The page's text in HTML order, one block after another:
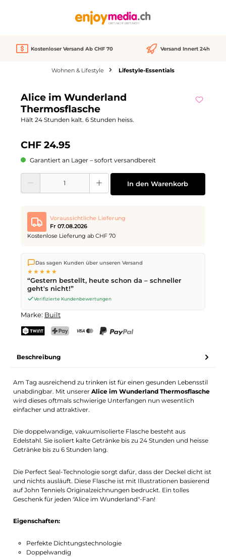
Kostenloser Versand Ab CHF 70 Versand Innert 24h
Wohnen & Lifestyle Lifestyle-Essentials
Alice im Wunderland
Thermosflasche
Hält 24 Stunden kalt. 6 Stunden heiss.
CHF 24.95
Garantiert an Lager – sofort versandbereit
Produkt Anzahl: Gib den gewünschten Wert ein oder benutze die
In den Warenkorb
Voraussichtliche Lieferung
Fr 07.08.2026
Kostenlose Lieferung ab CHF 70
Wir versenden direkt aus unserem Lager in Kriens. Ab
ist die Lieferung kostenlos. Bestellungen bis
werden noch am selben Tag versendet – Zustellung am
nächsten Werktagmit der Schweizerischen Post.
Das sagen Kunden über unseren Versand
★★★★★
“Gestern bestellt, heute schon da – schneller
geht's nicht!”
Verifizierte Kundenbewertungen
Marke: Built
Beschreibung
Am Tag ausreichend zu trinken ist für einen gesunden Lebensstil
unabdingbar. Mit unsererAlice im Wunderland Thermosflasche
wird dieses oftmals schwierige Unterfangen nun wesentlich
einfacher und attraktiver.
Die doppelwandige, vakuumisolierte Flasche besteht aus
Edelstahl. Sie isoliert kalte Getränke bis zu 24 Stunden und heisse
Getränke bis zu 6 Stunden lang.
Die Perfect Seal-Technologie sorgt dafür, dass der Deckel dicht ist
und nichts ausläuft. Diese Flasche ist mit Illustrationen basierend
auf John Tenniels Originalzeichnungen bedruckt. Ein tolles
Geschenk für jeden "Alice im Wunderland"-Fan!
Eigenschaften:
Perfekte Dichtungstechnologie
Doppelwandig